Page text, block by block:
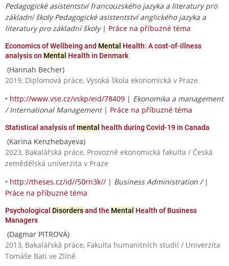
Pedagogické asistentství francouzského jazyka a literatury pro
základní školy Pedagogické asistentství anglického jazyka a
literatury pro základní školy| Práce na příbuzné téma
Economics of Wellbeing and Mental Health: A cost-of-illness
analysis on Mental Health in Denmark
(Hannah Becher)
2019, Diplomová práce, Vysoká škola ekonomická v Praze
• http://www.vse.cz/vskp/eid/78409 | Ekonomika a management
/ International Management| Práce na příbuzné téma
Statistical analysis ofmental health during Covid-19 in Canada
(Karina Kenzhebayeva)
2023, Bakalářská práce, Provozně ekonomická fakulta / Česká
zemědělská univerzita v Praze
• http://theses.cz/id//50rn3k// | Business Administration / |
Práce na příbuzné téma
Psychological Disordersand the Mental Health of Business
Managers
(Dagmar PITROVÁ)
2013, Bakalářská práce, Fakulta humanitních studií / Univerzita
Tomáše Bati ve Zlíně